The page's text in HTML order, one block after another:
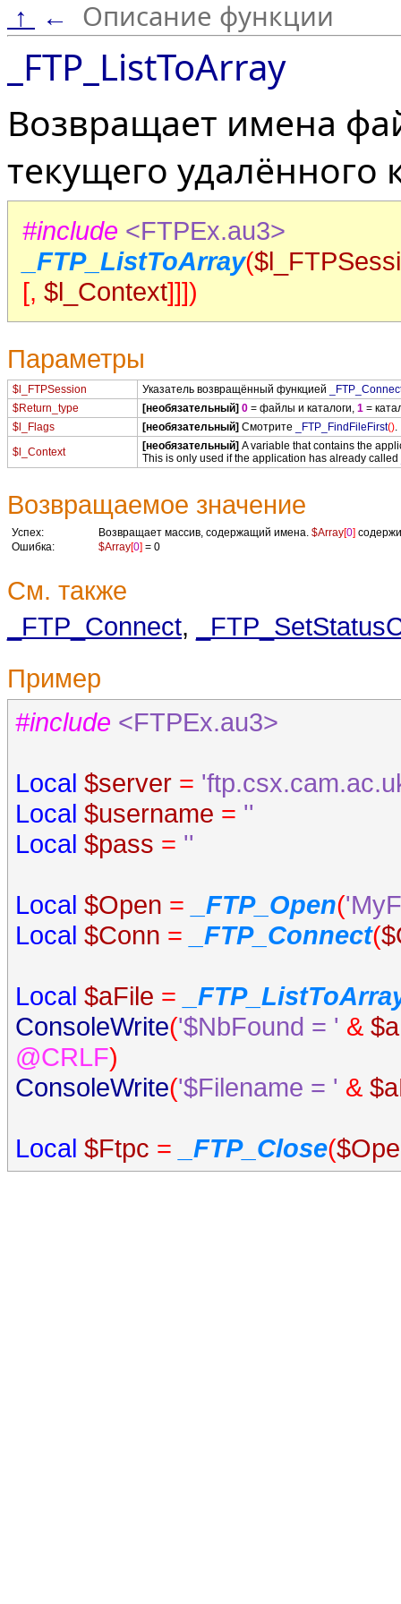
↑ ← Описание функции
_FTP_ListToArray
Возвращает имена
текущего удалённого
#include <FTPEx.au3>
_FTP_ListToArray(
[, $l_Context]]])
Параметры
$l_FTPSession Указатель возвращённый функцией
$Return_type
[необязательный] 0 = файлы и каталоги, 1 =
$l_Flags
[необязательный] Смотрите _FTP_FindFileFirst().
$l_Context
[необязательный] A variable that contains the
This is only used if the application has already called
Возвращаемое значение
Успех: Возвращает массив, содержащий имена. $Array[0]
Ошибка:
$Array[0] = 0
См. также
_FTP_Connect,
Пример
#include <FTPEx.au3>
Local $server =
Local $username = ''
Local $pass = ''
Local $Open = _FTP_Open(
Local $Conn = _FTP_Connect(
Local $aFile =
ConsoleWrite('$NbFound = ' &
@CRLF)
ConsoleWrite('$Filename = ' &
Local $Ftpc = _FTP_Close(